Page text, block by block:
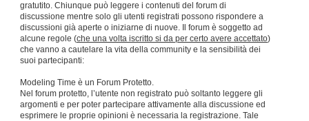
gratutito. Chiunque può leggere i contenuti del forum di
discussione mentre solo gli utenti registrati possono rispondere a
discussioni già aperte o iniziarne di nuove. Il forum è soggetto ad
alcune regole (che una volta iscritto si da per certo avere accettato)
che vanno a cautelare la vita della community e la sensibilità dei
suoi partecipanti:
Modeling Time è un Forum Protetto.
Nel forum protetto, l’utente non registrato può soltanto leggere gli
argomenti e per poter partecipare attivamente alla discussione ed
esprimere le proprie opinioni è necessaria la registrazione. Tale